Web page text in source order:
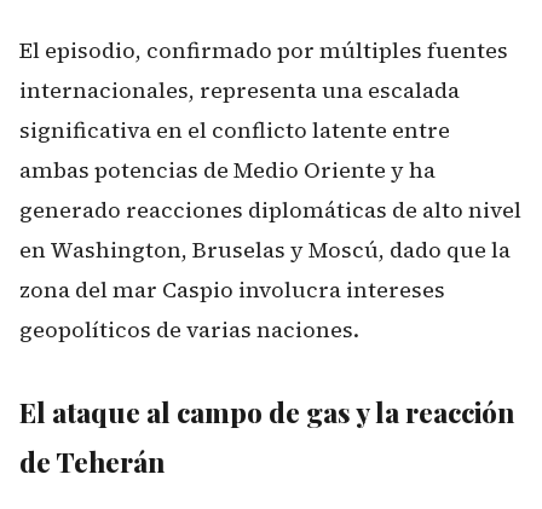
El episodio, confirmado por múltiples fuentes
internacionales, representa una escalada
significativa en el conflicto latente entre
ambas potencias de Medio Oriente y ha
generado reacciones diplomáticas de alto nivel
en Washington, Bruselas y Moscú, dado que la
zona del mar Caspio involucra intereses
geopolíticos de varias naciones.
El ataque al campo de gas y la reacción
de Teherán